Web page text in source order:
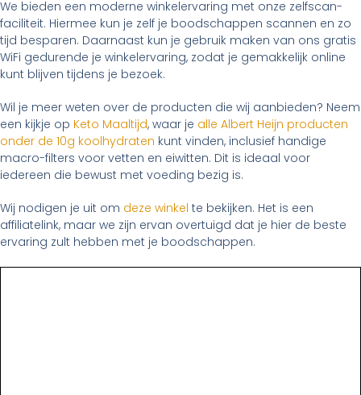
We bieden een moderne winkelervaring met onze zelfscan-
faciliteit. Hiermee kun je zelf je boodschappen scannen en zo
tijd besparen. Daarnaast kun je gebruik maken van ons gratis
WiFi gedurende je winkelervaring, zodat je gemakkelijk online
kunt blijven tijdens je bezoek.
Wil je meer weten over de producten die wij aanbieden? Neem
een kijkje op Keto Maaltijd, waar je alle Albert Heijn producten
onder de 10g koolhydraten kunt vinden, inclusief handige
macro-filters voor vetten en eiwitten. Dit is ideaal voor
iedereen die bewust met voeding bezig is.
Wij nodigen je uit om deze winkel te bekijken. Het is een
affiliatelink, maar we zijn ervan overtuigd dat je hier de beste
ervaring zult hebben met je boodschappen.